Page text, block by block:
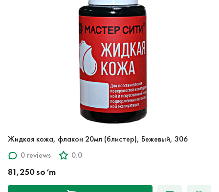
Жидкая кожа, флакон 20мл (блистер), Бежевый, 306
0 reviews
0.0
81,250 so‘m